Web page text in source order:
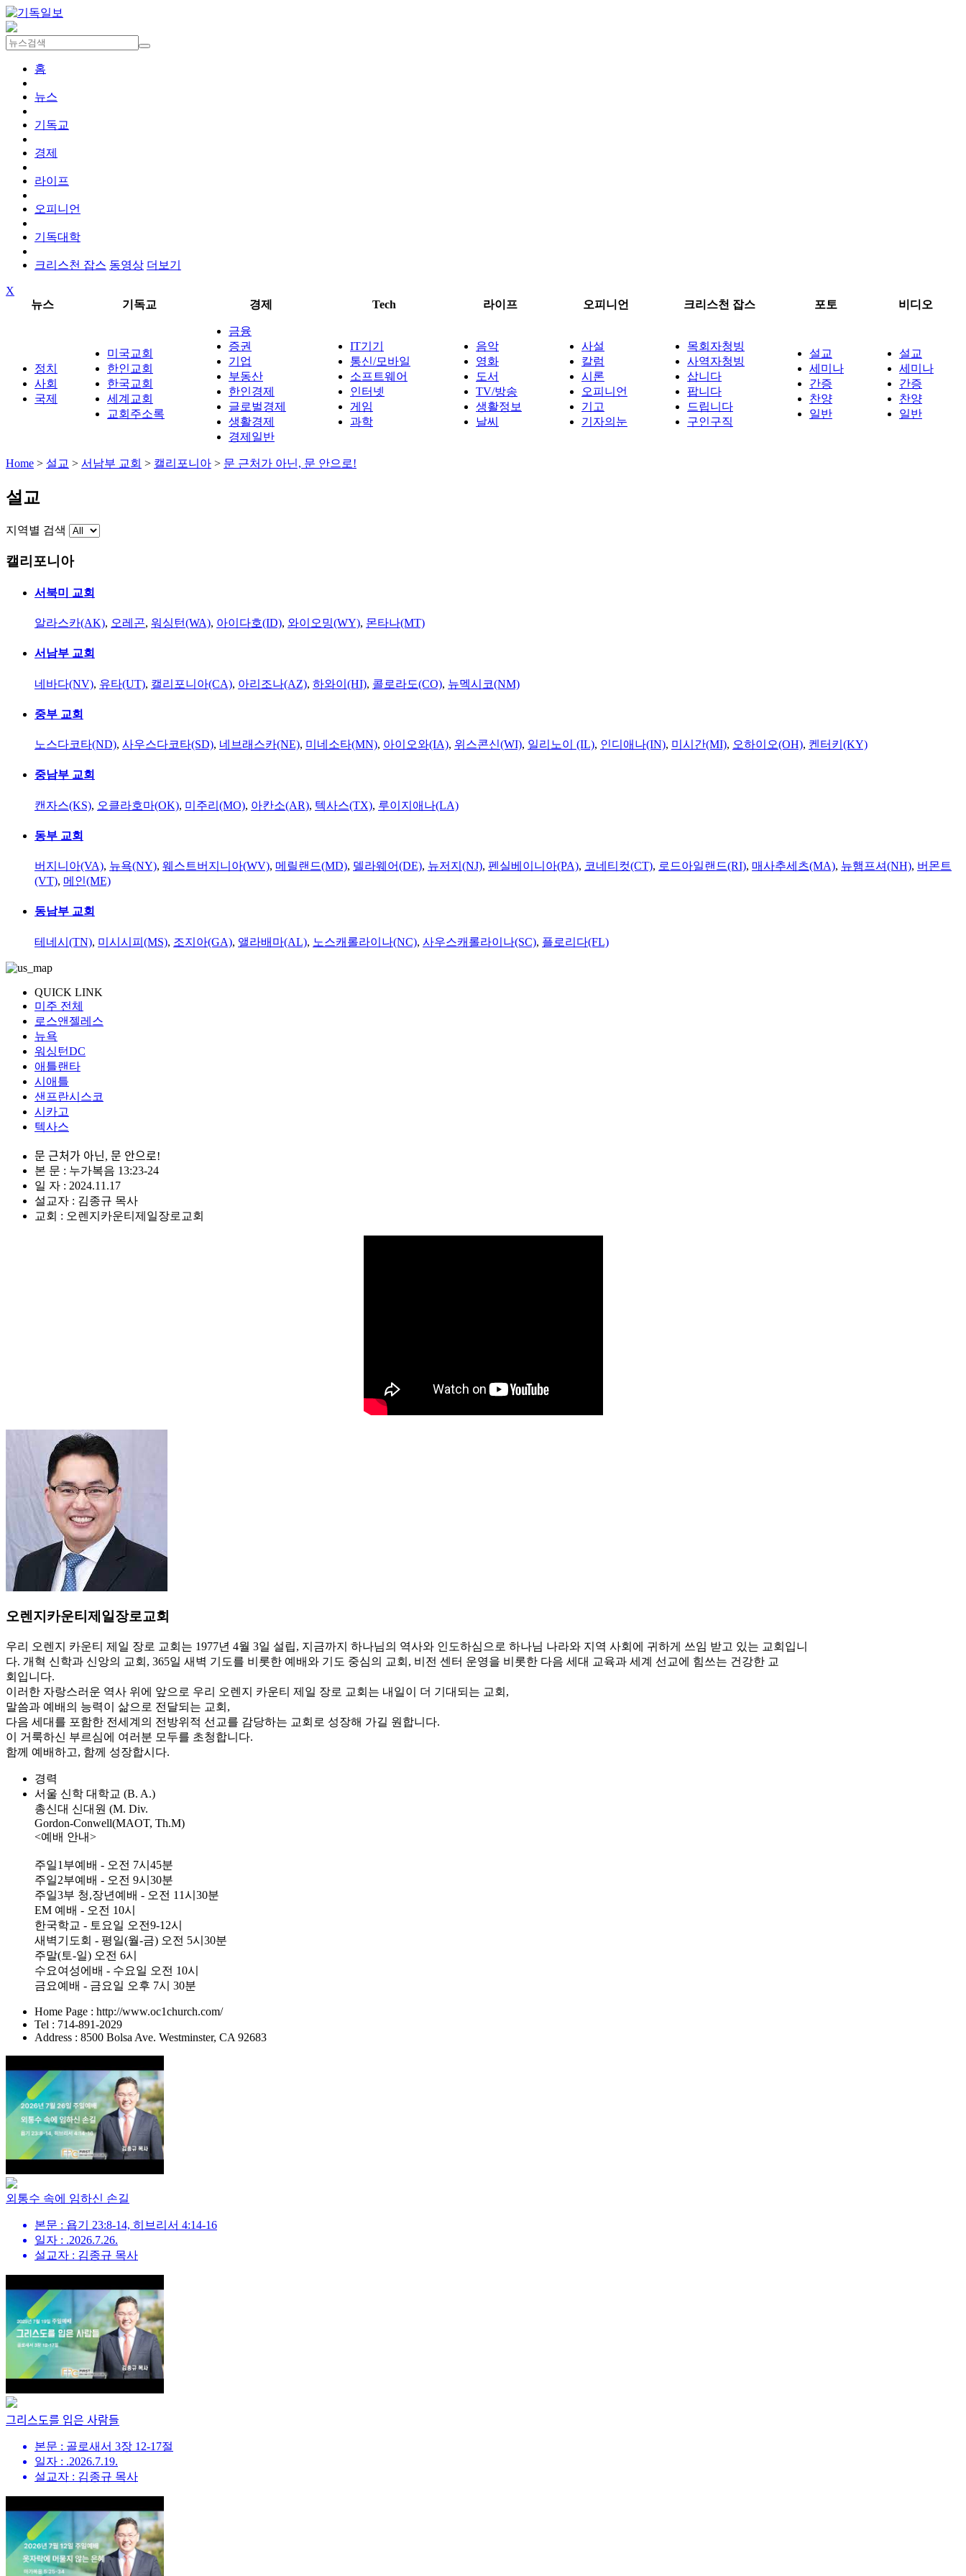
홈
뉴스
기독교
경제
라이프
오피니언
기독대학
크리스천 잡스 동영상 더보기
X
뉴스
기독교 경제 Tech 라이프 오피니언 크리스천 잡스 포토 비디오
정치
사회
국제
미국교회
한인교회
한국교회
세계교회
교회주소록
금융
증권
기업
부동산
한인경제
글로벌경제
생활경제
경제일반
IT기기
통신/모바일
소프트웨어
인터넷
게임
과학
음악
영화
도서
TV/방송
생활정보
날씨
사설
칼럼
시론
오피니언
기고
기자의눈
목회자청빙
사역자청빙
삽니다
팝니다
드립니다
구인구직
설교
세미나
간증
찬양
일반
설교
세미나
간증
찬양
일반
Home > 설교 > 서남부 교회 > 캘리포니아 > 문 근처가 아닌, 문 안으로!
설교
지역별 검색
캘리포니아
서북미 교회
알라스카(AK), 오레곤, 워싱턴(WA), 아이다호(ID), 와이오밍(WY), 몬타나(MT)
서남부 교회
네바다(NV), 유타(UT), 캘리포니아(CA), 아리조나(AZ), 하와이(HI), 콜로라도(CO), 뉴멕시코(NM)
중부 교회
노스다코타(ND), 사우스다코타(SD), 네브래스카(NE), 미네소타(MN), 아이오와(IA), 위스콘신(WI), 일리노이 (IL), 인디애나(IN), 미시간(MI), 오하이오(OH), 켄터키(KY)
중남부 교회
캔자스(KS), 오클라호마(OK), 미주리(MO), 아칸소(AR), 텍사스(TX), 루이지애나(LA)
동부 교회
버지니아(VA), 뉴욕(NY), 웨스트버지니아(WV), 메릴랜드(MD), 델라웨어(DE), 뉴저지(NJ), 펜실베이니아(PA), 코네티컷(CT), 로드아일랜드(RI), 매사추세츠(MA), 뉴햄프셔(NH), 버몬트
(VT), 메인(ME)
동남부 교회
테네시(TN), 미시시피(MS), 조지아(GA), 앨라배마(AL), 노스캐롤라이나(NC), 사우스캐롤라이나(SC), 플로리다(FL)
QUICK LINK
미주 전체
로스앤젤레스
뉴욕
워싱턴DC
애틀랜타
시애틀
샌프란시스코
시카고
텍사스
문 근처가 아닌, 문 안으로!
본 문 : 누가복음 13:23-24
일 자 : 2024.11.17
설교자 : 김종규 목사
교회 : 오렌지카운티제일장로교회
오렌지카운티제일장로교회
우리 오렌지 카운티 제일 장로 교회는 1977년 4월 3일 설립, 지금까지 하나님의 역사와 인도하심으로 하나님 나라와 지역 사회에 귀하게 쓰임 받고 있는 교회입니
다. 개혁 신학과 신앙의 교회, 365일 새벽 기도를 비롯한 예배와 기도 중심의 교회, 비전 센터 운영을 비롯한 다음 세대 교육과 세계 선교에 힘쓰는 건강한 교
회입니다.
이러한 자랑스러운 역사 위에 앞으로 우리 오렌지 카운티 제일 장로 교회는 내일이 더 기대되는 교회,
말씀과 예배의 능력이 삶으로 전달되는 교회,
다음 세대를 포함한 전세계의 전방위적 선교를 감당하는 교회로 성장해 가길 원합니다.
이 거룩하신 부르심에 여러분 모두를 초청합니다.
함께 예배하고, 함께 성장합시다.
경력
서울 신학 대학교 (B. A.)
총신대 신대원 (M. Div.
Gordon-Conwell(MAOT, Th.M)
<예배 안내>
주일1부예배 - 오전 7시45분
주일2부예배 - 오전 9시30분
주일3부 청,장년예배 - 오전 11시30분
EM 예배 - 오전 10시
한국학교 - 토요일 오전9-12시
새벽기도회 - 평일(월-금) 오전 5시30분
주말(토-일) 오전 6시
수요여성에배 - 수요일 오전 10시
금요예배 - 금요일 오후 7시 30분
Home Page : http://www.oc1church.com/
Tel : 714-891-2029
Address : 8500 Bolsa Ave. Westminster, CA 92683
외통수 속에 임하신 손길
본문 : 욥기 23:8-14, 히브리서 4:14-16
일자 : .2026.7.26.
설교자 : 김종규 목사
그리스도를 입은 사람들
본문 : 골로새서 3장 12-17절
일자 : .2026.7.19.
설교자 : 김종규 목사